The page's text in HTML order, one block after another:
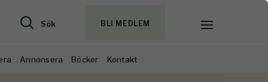
Sök BLI MEDLEM
Annonsera Böcker Kontakt